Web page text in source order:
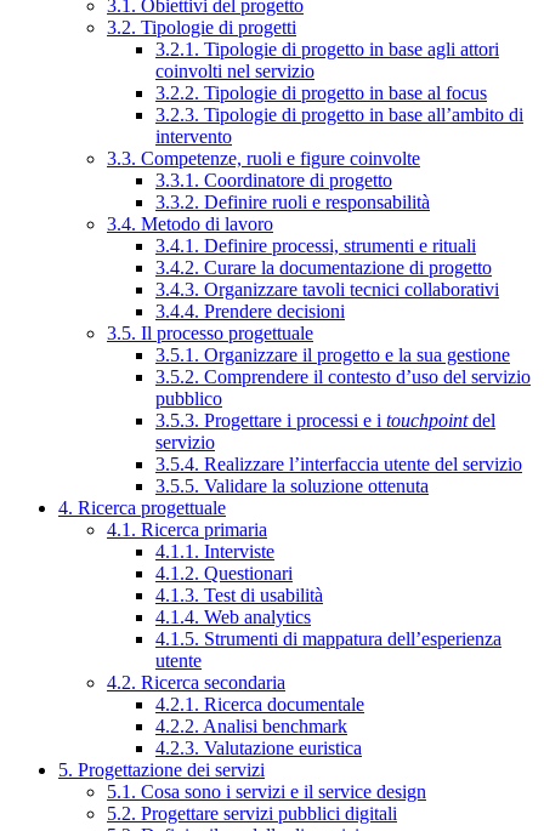
3.1. Obiettivi del progetto
3.2. Tipologie di progetti
3.2.1. Tipologie di progetto in base agli attori
coinvolti nel servizio
3.2.2. Tipologie di progetto in base al focus
3.2.3. Tipologie di progetto in base all’ambito di
intervento
3.3. Competenze, ruoli e figure coinvolte
3.3.1. Coordinatore di progetto
3.3.2. Definire ruoli e responsabilità
3.4. Metodo di lavoro
3.4.1. Definire processi, strumenti e rituali
3.4.2. Curare la documentazione di progetto
3.4.3. Organizzare tavoli tecnici collaborativi
3.4.4. Prendere decisioni
3.5. Il processo progettuale
3.5.1. Organizzare il progetto e la sua gestione
3.5.2. Comprendere il contesto d’uso del servizio
pubblico
3.5.3. Progettare i processi e i touchpointdel
servizio
3.5.4. Realizzare l’interfaccia utente del servizio
3.5.5. Validare la soluzione ottenuta
4. Ricerca progettuale
4.1. Ricerca primaria
4.1.1. Interviste
4.1.2. Questionari
4.1.3. Test di usabilità
4.1.4. Web analytics
4.1.5. Strumenti di mappatura dell’esperienza
utente
4.2. Ricerca secondaria
4.2.1. Ricerca documentale
4.2.2. Analisi benchmark
4.2.3. Valutazione euristica
5. Progettazione dei servizi
5.1. Cosa sono i servizi e il service design
5.2. Progettare servizi pubblici digitali